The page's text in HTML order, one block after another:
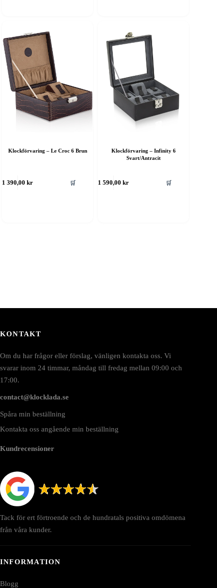
Klockförvaring – Le Croc 6 Brun
1 390,00kr 🛒
Klockförvaring – Infinity 6
Svart/Antracit
1 590,00kr 🛒
KONTAKT
Om du har frågor eller förslag, vänligen kontakta oss. Vi
svarar inom 24 timmar, måndag till fredag mellan 09:00 och
17:00.
contact@klocklada.se
Spåra min beställning
Kontakta oss angående min beställning
Kundrecensioner
Tack för ert förtroende och de hundratals positiva omdömena
från våra kunder.
INFORMATION
Blogg